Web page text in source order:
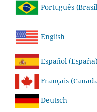
Português
English
Español (España)
Français
Deutsch